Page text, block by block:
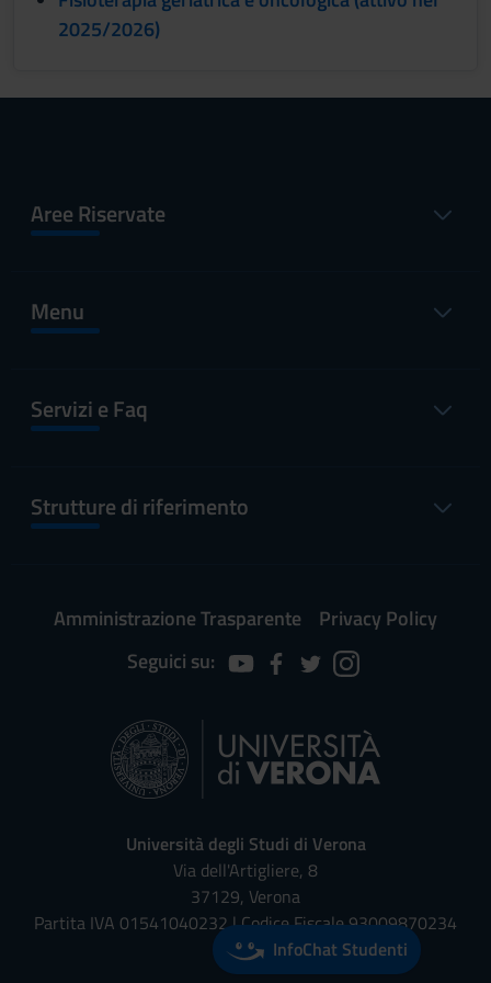
2025/2026)
Aree Riservate
Menu
Servizi e Faq
Strutture di riferimento
Amministrazione Trasparente
Privacy Policy
Seguici su:
Università degli Studi di Verona
Via dell'Artigliere, 8
37129, Verona
Partita IVA 01541040232 | Codice Fiscale 93009870234
InfoChat Studenti